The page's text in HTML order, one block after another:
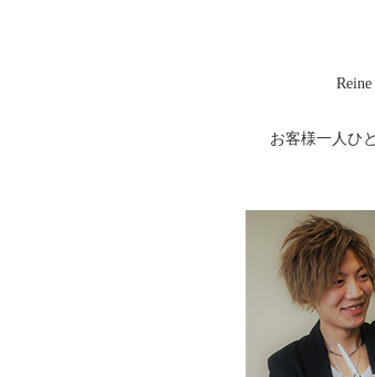
お客様一人ひ